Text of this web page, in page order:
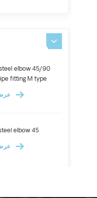
elbow 45/90
fitting M type
عرض التفاصيل
elbow 45
عرض التفاصيل